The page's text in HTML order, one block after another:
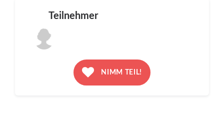
Teilnehmer
NIMM TEIL!